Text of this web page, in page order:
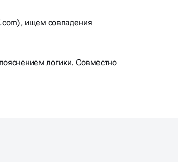
ищем совпадения
логики. Совместно